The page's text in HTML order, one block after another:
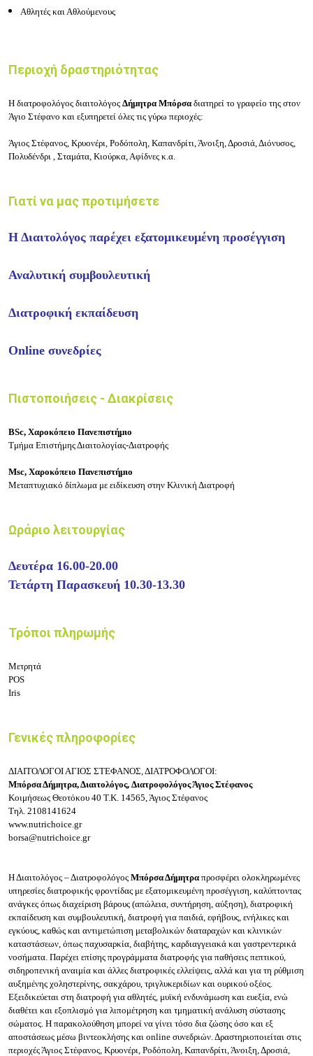
Αθλητές και Αθλούμενους
Περιοχή δραστηριότητας
Η διατροφολόγος διαιτολόγος Δήμητρα Μπόρσα διατηρεί το γραφείο της στον
Άγιο Στέφανο και εξυπηρετεί όλες τις γύρω περιοχές:
Άγιος Στέφανος, Κρυονέρι, Ροδόπολη, Καπανδρίτι, Άνοιξη, Δροσιά, Διόνυσος,
Πολυδένδρι , Σταμάτα, Κιούρκα, Αφίδνες κ.α.
Γιατί να μας προτιμήσετε
Η Διαιτολόγος παρέχει εξατομικευμένη προσέγγιση
Αναλυτική συμβουλευτική
Διατροφική εκπαίδευση
Online συνεδρίες
Πιστοποιήσεις - Διακρίσεις
BSc, Χαροκόπειο Πανεπιστήμιο
Τμήμα Επιστήμης Διαιτολογίας-Διατροφής
Msc, Χαροκόπειο Πανεπιστήμιο
Μεταπτυχιακό δίπλωμα με ειδίκευση στην Κλινική Διατροφή
Ωράριο λειτουργίας
Δευτέρα 16.00-20.00
Τετάρτη Παρασκευή 10.30-13.30
Τρόποι πληρωμής
Μετρητά
POS
Iris
Γενικές πληροφορίες
ΔΙΑΙΤΟΛΟΓΟΙ ΑΓΙΟΣ ΣΤΕΦΑΝΟΣ, ΔΙΑΤΡΟΦΟΛΟΓΟΙ:
Μπόρσα Δήμητρα, Διαιτολόγος, Διατροφολόγος Άγιος Στέφανος
Κοιμήσεως Θεοτόκου 40 Τ.Κ. 14565, Άγιος Στέφανος
Τηλ. 2108141624
www.nutrichoice.gr
borsa@nutrichoice.gr
ΗΔιαιτολόγος – Διατροφολόγος Μπόρσα Δήμητρα προσφέρει ολοκληρωμένες
υπηρεσίες διατροφικής φροντίδας με εξατομικευμένη προσέγγιση, καλύπτοντας
ανάγκες όπως διαχείριση βάρους (απώλεια, συντήρηση, αύξηση), διατροφική
εκπαίδευση και συμβουλευτική, διατροφή για παιδιά, εφήβους, ενήλικες και
εγκύους, καθώς και αντιμετώπιση μεταβολικών διαταραχών και κλινικών
καταστάσεων, όπως παχυσαρκία, διαβήτης, καρδιαγγειακά και γαστρεντερικά
νοσήματα. Παρέχει επίσης προγράμματα διατροφής για παθήσεις πεπτικού,
σιδηροπενική αναιμία και άλλες διατροφικές ελλείψεις, αλλά και για τη ρύθμιση
αυξημένης χοληστερίνης, σακχάρου, τριγλυκεριδίων και ουρικού οξέος.
Εξειδικεύεται στη διατροφή για αθλητές, μυϊκή ενδυνάμωση και ευεξία, ενώ
διαθέτει και εξοπλισμό για λιπομέτρηση και τμηματική ανάλυση σύστασης
σώματος. Η παρακολούθηση μπορεί να γίνει τόσο δια ζώσης όσο και εξ
αποστάσεως μέσω βιντεοκλήσης και online συνεδριών. Δραστηριοποιείται στις
περιοχέςΆγιος Στέφανος, Κρυονέρι, Ροδόπολη, Καπανδρίτι, Άνοιξη, Δροσιά,